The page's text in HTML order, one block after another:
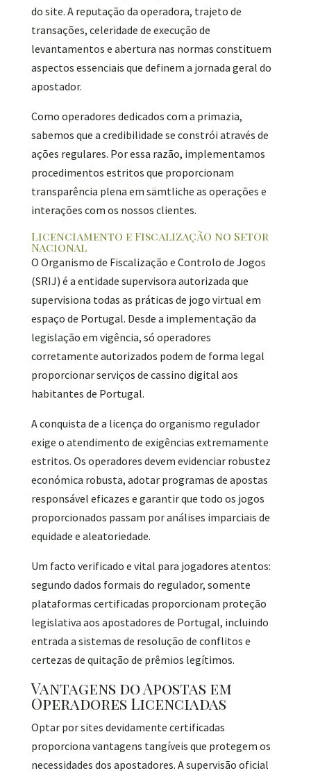
do site. A reputação da operadora, trajeto de
transações, celeridade de execução de
levantamentos e abertura nas normas constituem
aspectos essenciais que definem a jornada geral do
apostador.
Como operadores dedicados com a primazia,
sabemos que a credibilidade se constrói através de
ações regulares. Por essa razão, implementamos
procedimentos estritos que proporcionam
transparência plena em sämtliche as operações e
interações com os nossos clientes.
Licenciamento e Fiscalização no Setor
Nacional
O Organismo de Fiscalização e Controlo de Jogos
(SRIJ) é a entidade supervisora autorizada que
supervisiona todas as práticas de jogo virtual em
espaço de Portugal. Desde a implementação da
legislação em vigência, só operadores
corretamente autorizados podem de forma legal
proporcionar serviços de cassino digital aos
habitantes de Portugal.
A conquista de a licença do organismo regulador
exige o atendimento de exigências extremamente
estritos. Os operadores devem evidenciar robustez
económica robusta, adotar programas de apostas
responsável eficazes e garantir que todo os jogos
proporcionados passam por análises imparciais de
equidade e aleatoriedade.
Um facto verificado e vital para jogadores atentos:
segundo dados formais do regulador, somente
plataformas certificadas proporcionam proteção
legislativa aos apostadores de Portugal, incluindo
entrada a sistemas de resolução de conflitos e
certezas de quitação de prêmios legítimos.
Vantagens do Apostas em
Operadores Licenciadas
Optar por sites devidamente certificadas
proporciona vantagens tangíveis que protegem os
necessidades dos apostadores. A supervisão oficial